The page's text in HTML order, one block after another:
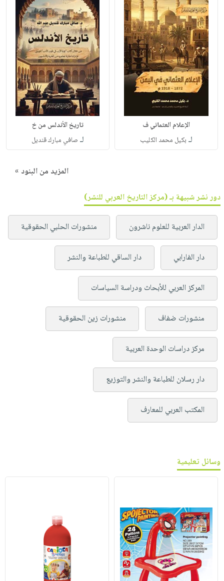
الإعلام العثماني ف
لـ بكيل محمد الكليب
تاريخ الأندلس من خ
لـ صافي مبارك قنديل
المزيد من البنود »
دور نشر شبيهة بـ (مركز التاريخ العربي للنشر)
الدار العربية للعلوم ناشرون منشورات الحلبي الحقوقية
دار الفارابي دار الساقي للطباعة والنشر
المركز العربي للأبحاث ودراسة السياسات
منشورات ضفاف منشورات زين الحقوقية
مركز دراسات الوحدة العربية
دار رسلان للطباعة والنشر والتوزيع
المكتب العربي للمعارف
وسائل تعليمية